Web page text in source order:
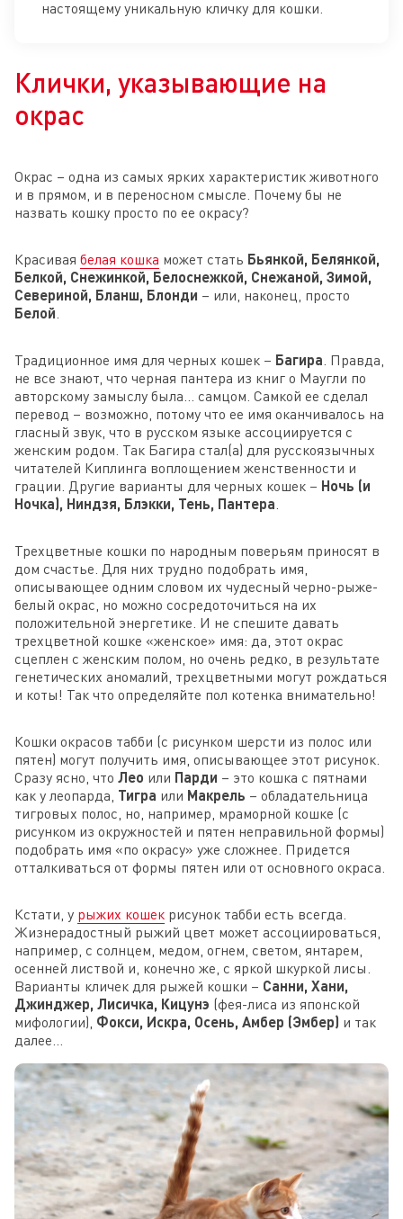
настоящему уникальную кличку для кошки.
Клички, указывающие на
окрас
Окрас – одна из самых ярких характеристик животного
и в прямом, и в переносном смысле. Почему бы не
назвать кошку просто по ее окрасу?
Красивая белая кошка может стать Бьянкой, Белянкой,
Белкой, Снежинкой, Белоснежкой, Снежаной, Зимой,
Севериной, Бланш, Блонди – или, наконец, просто
Белой
Традиционное имя для черных кошек – Багира . Правда,
не все знают, что черная пантера из книг о Маугли по
авторскому замыслу была… самцом. Самкой ее сделал
перевод – возможно, потому что ее имя оканчивалось на
гласный звук, что в русском языке ассоциируется с
женским родом. Так Багира стал(а) для русскоязычных
читателей Киплинга воплощением женственности и
грации. Другие варианты для черных кошек – Ночь (и
Ночка), Ниндзя, Блэкки, Тень, Пантера
Трехцветные кошки по народным поверьям приносят в
дом счастье. Для них трудно подобрать имя,
описывающее одним словом их чудесный черно-рыже-
белый окрас, но можно сосредоточиться на их
положительной энергетике. И не спешите давать
трехцветной кошке «женское» имя: да, этот окрас
сцеплен с женским полом, но очень редко, в результате
генетических аномалий, трехцветными могут рождаться
и коты! Так что определяйте пол котенка внимательно!
Кошки окрасов табби (с рисунком шерсти из полос или
пятен) могут получить имя, описывающее этот рисунок.
Сразу ясно, что Лео или Парди – это кошка с пятнами
как у леопарда, Тигра или Макрель – обладательница
тигровых полос, но, например, мраморной кошке (с
рисунком из окружностей и пятен неправильной формы)
подобрать имя «по окрасу» уже сложнее. Придется
отталкиваться от формы пятен или от основного окраса.
Кстати, у рыжих кошек рисунок табби есть всегда.
Жизнерадостный рыжий цвет может ассоциироваться,
например, с солнцем, медом, огнем, светом, янтарем,
осенней листвой и, конечно же, с яркой шкуркой лисы.
Варианты кличек для рыжей кошки – Санни, Хани,
Джинджер, Лисичка, Кицунэ (фея-лиса из японской
мифологии), Фокси, Искра, Осень, Амбер (Эмбер) и так
далее…